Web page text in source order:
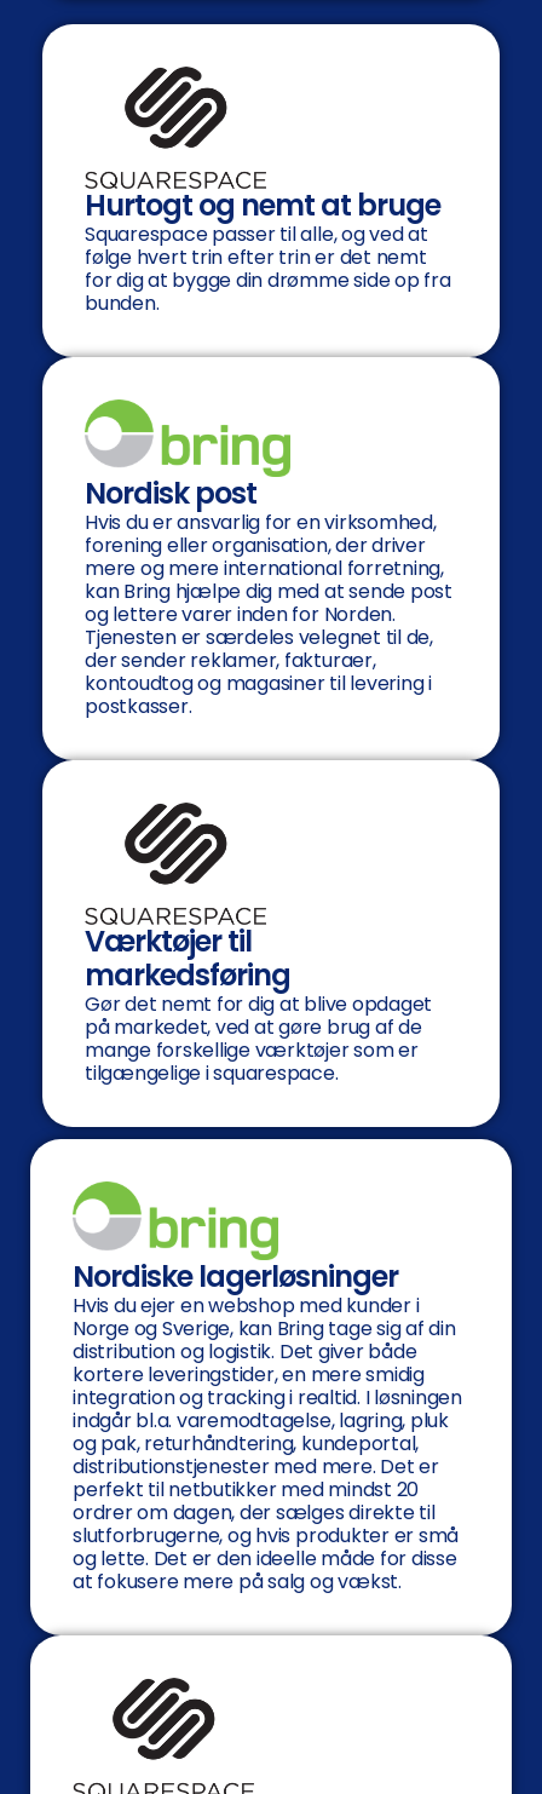
Hurtogt og nemt at bruge
Squarespace passer til alle, og ved at
følge hvert trin efter trin er det nemt
for dig at bygge din drømme side op fra
bunden.
Nordisk post
Hvis du er ansvarlig for en virksomhed,
forening eller organisation, der driver
mere og mere international forretning,
kan Bring hjælpe dig med at sende post
og lettere varer inden for Norden.
Tjenesten er særdeles velegnet til de,
der sender reklamer, fakturaer,
kontoudtog og magasiner til levering i
postkasser.
Værktøjer til
markedsføring
Gør det nemt for dig at blive opdaget
på markedet, ved at gøre brug af de
mange forskellige værktøjer som er
tilgængelige i squarespace.
Nordiske lagerløsninger
Hvis du ejer en webshop med kunder i
Norge og Sverige, kan Bring tage sig af din
distribution og logistik. Det giver både
kortere leveringstider, en mere smidig
integration og tracking i realtid. I løsningen
indgår bl.a. varemodtagelse, lagring, pluk
og pak, returhåndtering, kundeportal,
distributionstjenester med mere. Det er
perfekt til netbutikker med mindst 20
ordrer om dagen, der sælges direkte til
slutforbrugerne, og hvis produkter er små
og lette. Det er den ideelle måde for disse
at fokusere mere på salg og vækst.